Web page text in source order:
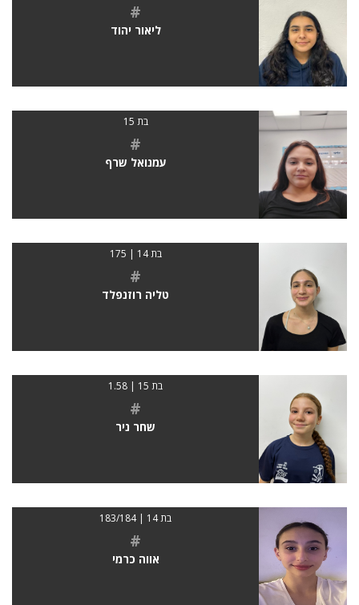
#
ליאור יהוד
בת 15
#
עמנואל שרף
בת 14 | 175
#
טליה רוזנפלד
בת 15 | 1.58
#
שחר ניר
בת 14 | 183/184
#
אווה כרמי